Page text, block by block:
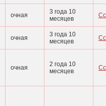
очная
3 года 10
месяцев
очная
3 года 10
месяцев
очная
2 года 10
месяцев